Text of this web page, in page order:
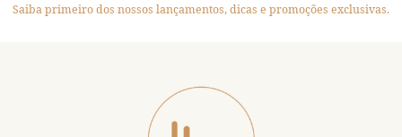
Saiba primeiro dos nossos lançamentos, dicas e promoções exclusivas.